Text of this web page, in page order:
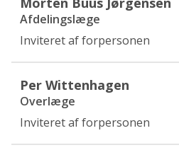
Afdelingslæge
Inviteret af forpersonen
Per Wittenhagen
Overlæge
Inviteret af forpersonen